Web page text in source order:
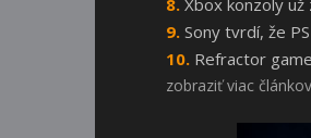
Xbox konzoly už
Sony tvrdí, že
Refractor
zobraziť viac